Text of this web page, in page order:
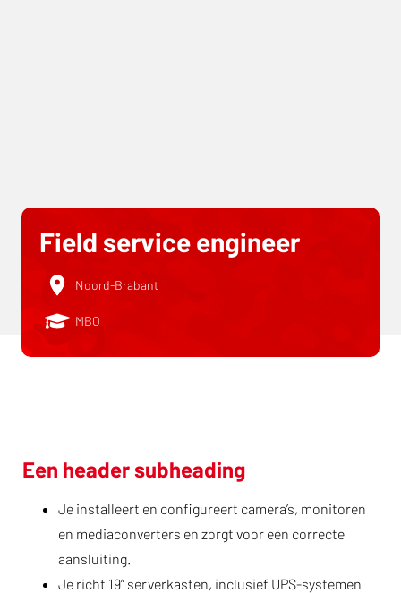
Field service engineer
Noord-Brabant
MBO
Een header subheading
Je installeert en configureert camera’s, monitoren
en mediaconverters en zorgt voor een correcte
aansluiting.
Je richt 19” serverkasten, inclusief UPS-systemen